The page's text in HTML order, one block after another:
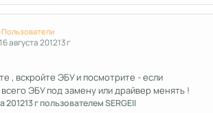
16 августа 201213 г
, вскройте ЭБУ и посмотрите - если
ЭБУ под замену или драйвер менять !
201213 гпользователем SERGEII